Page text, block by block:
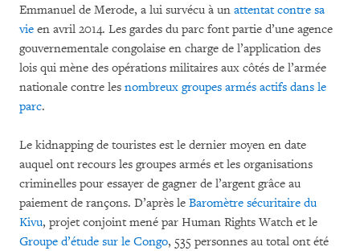
Emmanuel de Merode, a lui survécu à un attentat contre sa
vie en avril 2014. Les gardes du parc font partie d’une agence
gouvernementale congolaise en charge de l’application des
lois qui mène des opérations militaires aux côtés de l’armée
nationale contre les nombreux groupes armés actifs dans le
parc.
Le kidnapping de touristes est le dernier moyen en date
auquel ont recours les groupes armés et les organisations
criminelles pour essayer de gagner de l’argent grâce au
paiement de rançons. D’après le Baromètre sécuritaire du
Kivu, projet conjoint mené par Human Rights Watch et le
Groupe d’étude sur le Congo, 535 personnes au total ont été